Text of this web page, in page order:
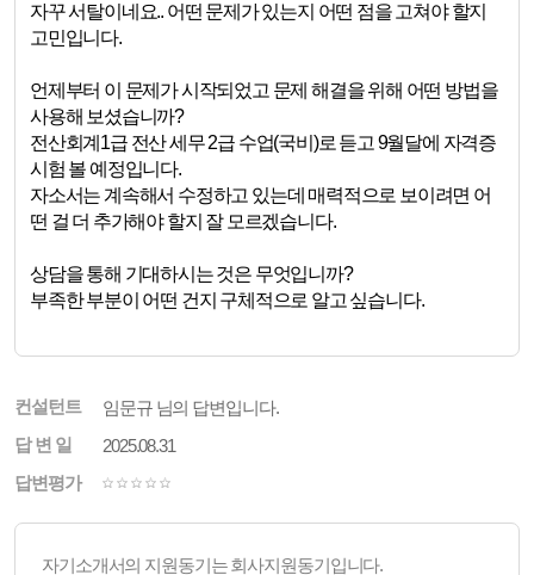
자꾸 서탈이네요.. 어떤 문제가 있는지 어떤 점을 고쳐야 할지
고민입니다.
언제부터 이 문제가 시작되었고 문제 해결을 위해 어떤 방법을
사용해 보셨습니까?
전산회계1급 전산 세무 2급 수업(국비)로 듣고 9월달에 자격증
시험 볼 예정입니다.
자소서는 계속해서 수정하고 있는데 매력적으로 보이려면 어
떤 걸 더 추가해야 할지 잘 모르겠습니다.
상담을 통해 기대하시는 것은 무엇입니까?
부족한 부분이 어떤 건지 구체적으로 알고 싶습니다.
컨설턴트
임문규 님의 답변입니다.
답 변 일
2025.08.31
답변평가
자기소개서의 지원동기는 회사지원동기입니다.